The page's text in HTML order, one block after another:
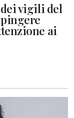
vigili del
ai